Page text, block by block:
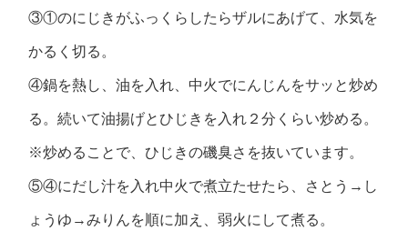
③①のにじきがふっくらしたらザルにあげて、水気を
かるく切る。
④鍋を熱し、油を入れ、中火でにんじんをサッと炒め
る。続いて油揚げとひじきを入れ２分くらい炒める。
※炒めることで、ひじきの磯臭さを抜いています。
⑤④にだし汁を入れ中火で煮立たせたら、さとう→し
ょうゆ→みりんを順に加え、弱火にして煮る。